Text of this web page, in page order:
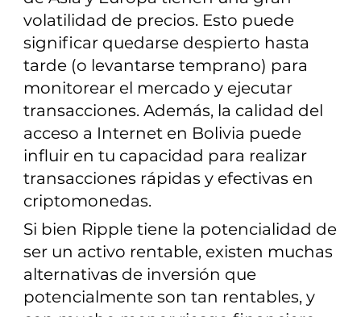
volatilidad de precios. Esto puede
significar quedarse despierto hasta
tarde (o levantarse temprano) para
monitorear el mercado y ejecutar
transacciones. Además, la calidad del
acceso a Internet en Bolivia puede
influir en tu capacidad para realizar
transacciones rápidas y efectivas en
criptomonedas.
Si bien Ripple tiene la potencialidad de
ser un activo rentable, existen muchas
alternativas de inversión que
potencialmente son tan rentables, y